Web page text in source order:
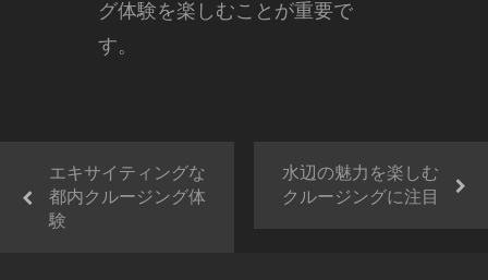
グ体験を楽しむことが重要で
す。
エキサイティングな
都内クルージング体
験
水辺の魅力を楽しむ
クルージングに注目